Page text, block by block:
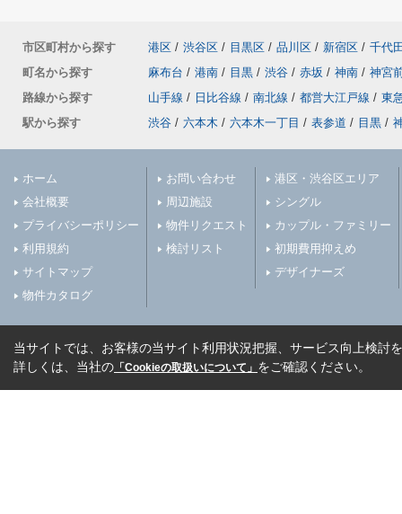
市区町村から探す 港区 / 渋谷区 / 目黒区 / 品川区 / 新宿区 / 千代
町名から探す
麻布台 / 港南 / 目黒 / 渋谷 / 赤坂 / 神南 / 神宮
路線から探す
山手線 / 日比谷線 / 南北線 / 都営大江戸線 / 東
駅から探す
渋谷 / 六本木 / 六本木一丁目 / 表参道 / 目黒 /
ホーム
会社概要
プライバシーポリシー
利用規約
サイトマップ
物件カタログ
お問い合わせ
周辺施設
物件リクエスト
検討リスト
港区・渋谷区エリア
シングル
カップル・ファミリー
初期費用抑えめ
デザイナーズ
当サイトでは、お客様の当サイト利用状況把握、サービス向上検討
詳しくは、当社の 「Cookieの取扱いについて」 をご確認ください。